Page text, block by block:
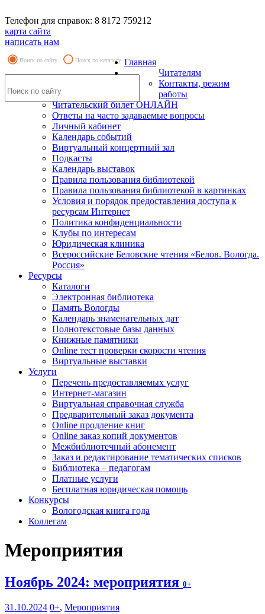
Телефон для справок: 8 8172 759212
карта сайта
написать нам
Поиск по сайту Поиск по каталогу Главная
Читателям
Контакты, режим
работы
Читательский билет ОНЛАЙН
Ответы на часто задаваемые вопросы
Личный кабинет
Календарь событий
Виртуальный концертный зал
Подкасты
Календарь выставок
Правила пользования библиотекой
Правила пользования библиотекой в картинках
Условия и порядок предоставления доступа к
ресурсам Интернет
Политика конфиденциальности
Клубы по интересам
Юридическая клиника
Всероссийские Беловские чтения «Белов. Вологда.
Россия»
Ресурсы
Каталоги
Электронная библиотека
Память Вологды
Календарь знаменательных дат
Полнотекстовые базы данных
Книжные памятники
Online тест проверки скорости чтения
Виртуальные выставки
Услуги
Перечень предоставляемых услуг
Интернет-магазин
Виртуальная справочная служба
Предварительный заказ документа
Online продление книг
Online заказ копий документов
Межбиблиотечный абонемент
Заказ и редактирование тематических списков
Библиотека – педагогам
Платные услуги
Бесплатная юридическая помощь
Конкурсы
Вологодская книга года
Коллегам
Мероприятия
Ноябрь 2024: мероприятия 0+
31.10.2024 0+, Мероприятия